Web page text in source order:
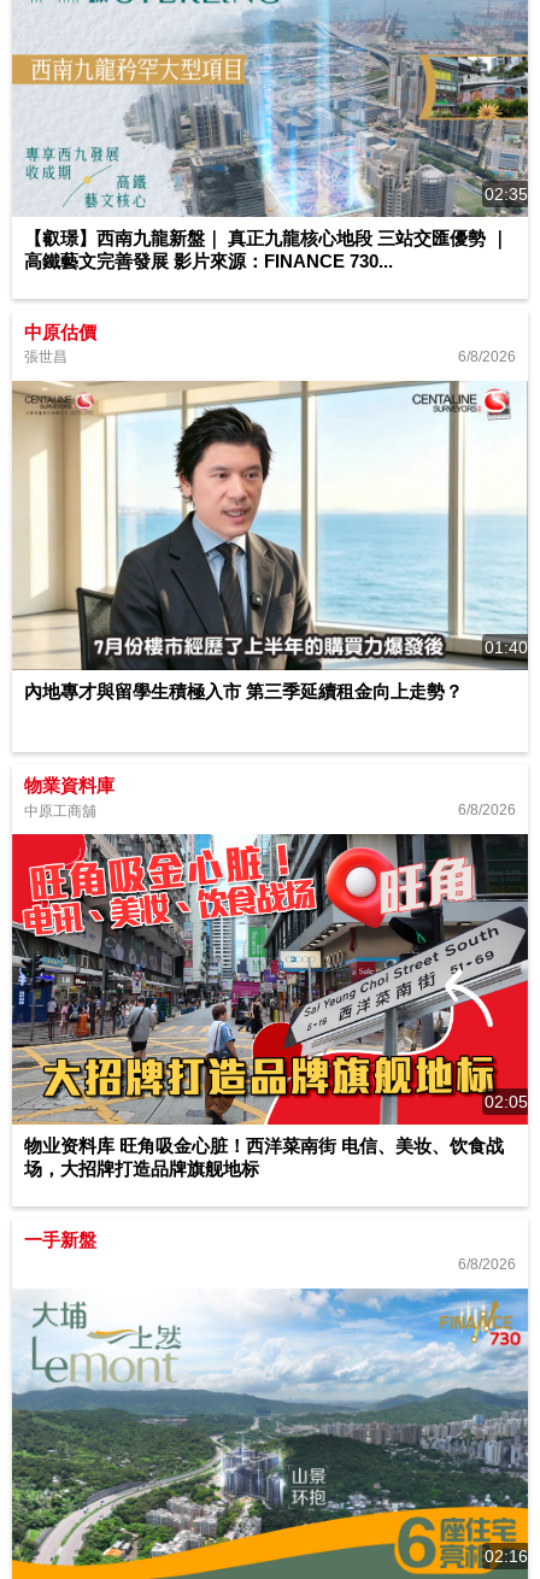
02:35
【叡璟】西南九龍新盤｜ 真正九龍核心地段 三站交匯優勢 ｜
高鐵藝文完善發展 影片來源：FINANCE 730...
中原估價
張世昌 6/8/2026
01:40
內地專才與留學生積極入市 第三季延續租金向上走勢？
物業資料庫
中原工商舖 6/8/2026
02:05
物业资料库 旺角吸金心脏！西洋菜南街 电信、美妆、饮食战
场，大招牌打造品牌旗舰地标
一手新盤
6/8/2026
02:16